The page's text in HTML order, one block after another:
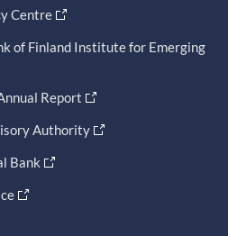
Centre
of Finland Institute for Emerging
Report
Authority
Bank